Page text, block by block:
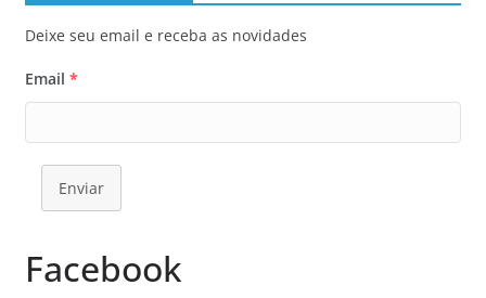
Deixe seu email e receba as novidades
Email *
Enviar
Facebook